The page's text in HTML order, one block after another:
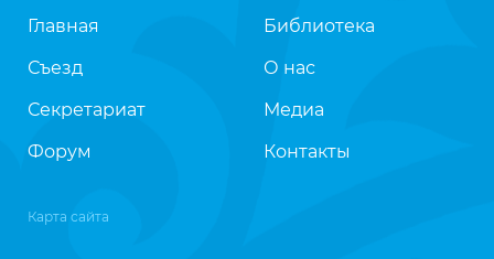
Главная
Съезд
Секретариат
Форум
Библиотека
О нас
Медиа
Контакты
Карта сайта